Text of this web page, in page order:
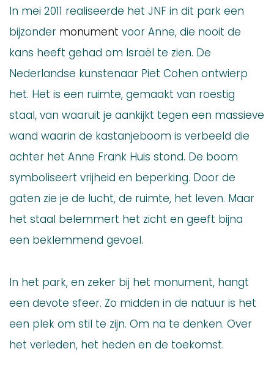
In mei 2011 realiseerde het JNF in dit park een
bijzonder monument voor Anne, die nooit de
kans heeft gehad om Israël te zien. De
Nederlandse kunstenaar Piet Cohen ontwierp
het. Het is een ruimte, gemaakt van roestig
staal, van waaruit je aankijkt tegen een massieve
wand waarin de kastanjeboom is verbeeld die
achter het Anne Frank Huis stond. De boom
symboliseert vrijheid en beperking. Door de
gaten zie je de lucht, de ruimte, het leven. Maar
het staal belemmert het zicht en geeft bijna
een beklemmend gevoel.
In het park, en zeker bij het monument, hangt
een devote sfeer. Zo midden in de natuur is het
een plek om stil te zijn. Om na te denken. Over
het verleden, het heden en de toekomst.